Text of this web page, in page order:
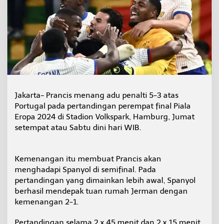
e
l
a
j
u
e
S
e
i
i
n
a
Jakarta- Prancis menang adu penalti 5-3 atas
Portugal pada pertandingan perempat final Piala
Eropa 2024 di Stadion Volkspark, Hamburg, Jumat
setempat atau Sabtu dini hari WIB.
Kemenangan itu membuat Prancis akan
menghadapi Spanyol di semifinal. Pada
pertandingan yang dimainkan lebih awal, Spanyol
berhasil mendepak tuan rumah Jerman dengan
kemenangan 2-1.